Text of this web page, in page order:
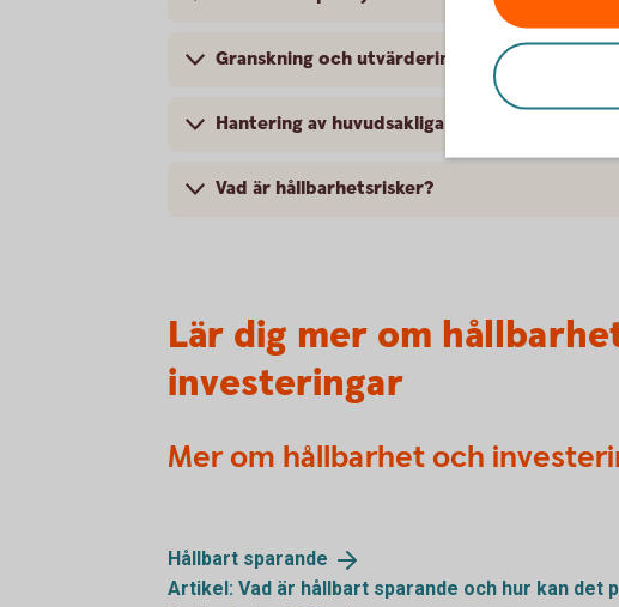
Granskning och utvärdering av vårt
Hantering av huvudsakliga negativa
Vad är hållbarhetsrisker?
Lär dig mer om
investeringar
Mer om hållbarhet och
Hållbart sparande
Artikel: Vad är hållbart sparande och hur kan det